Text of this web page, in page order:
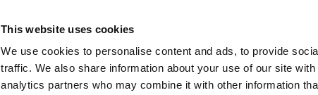
This website uses cookies
We use cookies to personalise content and ads, to provide
traffic. We also share information about your use of our site
analytics partners who may combine it with other information
PODZIAŁY GRUPY